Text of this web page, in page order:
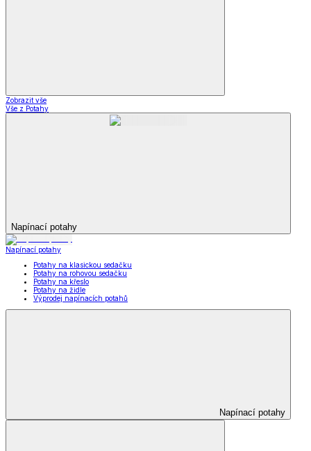
Zobrazit vše
Vše z Potahy
Napínací potahy
Napínací potahy
Potahy na klasickou sedačku
Potahy na rohovou sedačku
Potahy na křeslo
Potahy na židle
Výprodej napínacích potahů
Napínací potahy